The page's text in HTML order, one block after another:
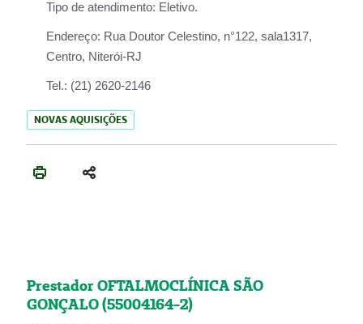
Tipo de atendimento: Eletivo.
Endereço: Rua Doutor Celestino, n°122, sala1317,
Centro, Niterói-RJ
Tel.: (21) 2620-2146
NOVAS AQUISIÇÕES
Prestador OFTALMOCLÍNICA SÃO
GONÇALO (55004164-2)